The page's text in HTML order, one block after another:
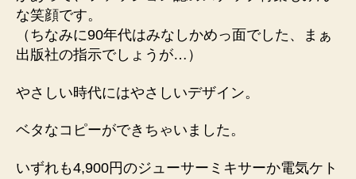
な笑顔です。
（ちなみに90年代はみなしかめっ面でした、まぁ
出版社の指示でしょうが…）
やさしい時代にはやさしいデザイン。
ベタなコピーができちゃいました。
いずれも4,900円のジューサーミキサーか電気ケト